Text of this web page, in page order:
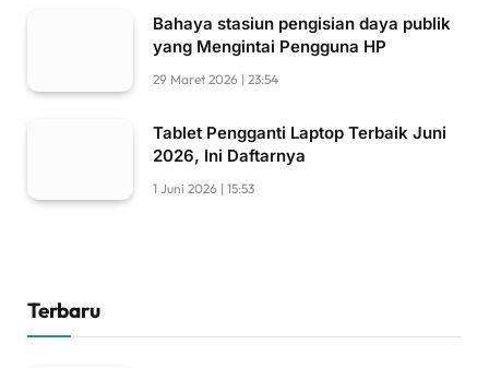
Bahaya stasiun pengisian daya publik
yang Mengintai Pengguna HP
29 Maret 2026 | 23:54
Tablet Pengganti Laptop Terbaik Juni
2026, Ini Daftarnya
1 Juni 2026 | 15:53
Terbaru